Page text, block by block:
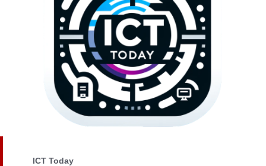
ICT Today